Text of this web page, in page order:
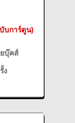
บการ์ตูน)
บุ๊คส์
ง